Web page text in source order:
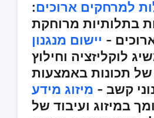
למרחקים ארוכים:
בתלותיות מרוחקת
- יישום מנגנון
לוקליזציה וחילוץ
של תכונות באמצעות
קשב - מיזוג מידע
במיזוג ועיבוד של